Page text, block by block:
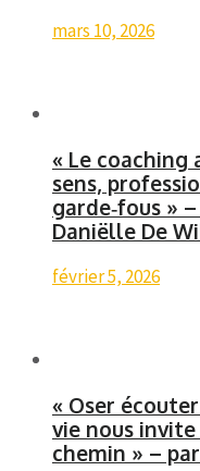
mars 10, 2026
« Le coaching
sens,
garde‑fous »
Daniëlle De
février 5, 2026
« Oser
vie nous
chemin » –